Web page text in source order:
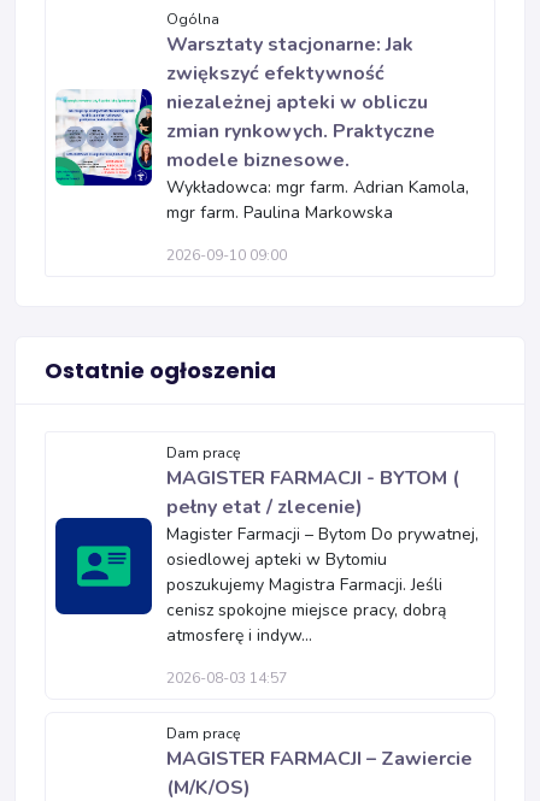
Ogólna
Warsztaty stacjonarne: Jak
zwiększyć efektywność
niezależnej apteki w obliczu
zmian rynkowych. Praktyczne
modele biznesowe.
Wykładowca: mgr farm. Adrian Kamola,
mgr farm. Paulina Markowska
2026-09-10 09:00
Ostatnie ogłoszenia
Dam pracę
MAGISTER FARMACJI - BYTOM (
pełny etat / zlecenie)
Magister Farmacji – Bytom Do prywatnej,
osiedlowej apteki w Bytomiu
poszukujemy Magistra Farmacji. Jeśli
cenisz spokojne miejsce pracy, dobrą
atmosferę i indyw...
2026-08-03 14:57
Dam pracę
MAGISTER FARMACJI – Zawiercie
(M/K/OS)